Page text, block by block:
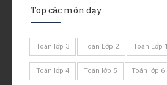
Top các môn dạy
Toán lớp 3 Toán Lớp 2 Toán Lớp 1
Toán lớp 4 Toán lớp 5 Toán lớp 6